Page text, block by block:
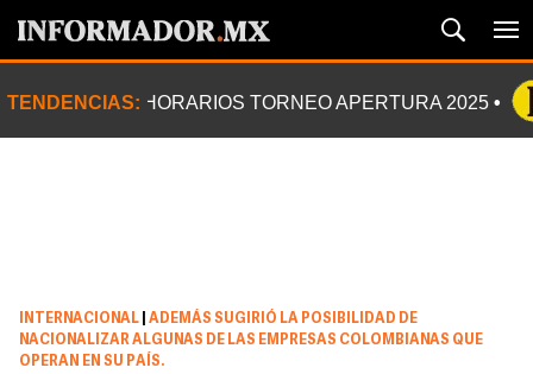
TENDENCIAS: HORARIOS TORNEO APERTURA 2025
INTERNACIONAL
ADEMÁS SUGIRIÓ LA POSIBILIDAD DE
NACIONALIZAR ALGUNAS DE LAS EMPRESAS COLOMBIANAS QUE
OPERAN EN SU PAÍS.